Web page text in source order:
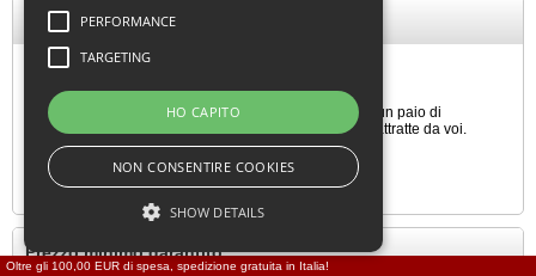
HOT Uomo Profumo ai feromoni Twilight
Profumo elegante e raffinato arricchito con feromoni – un paio di
nebulizzazioni e le donne si sentiranno magicamente attratte da voi.
Elegante fragranza maschile.
Flacone da 50 ml
Prezzo minimo garantito
Oltre gli 100,00 EUR di spesa, spedizione gratuita in Italia!
PERFORMANCE
TARGETING
HO CAPITO
NON CONSENTIRE COOKIES
SHOW DETAILS